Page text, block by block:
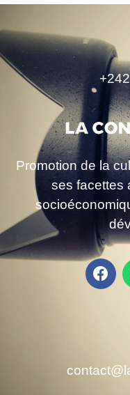
Promotion de la
ses facettes